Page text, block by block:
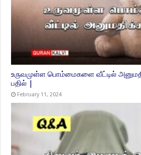
உருவமுள்ள பொம்மைகளை வீட்டில்
பதில் |
February 11, 2024